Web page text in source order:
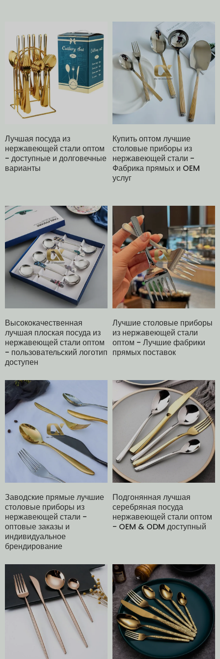
Лучшая посуда из
нержавеющей стали оптом
- доступные и долговечные
варианты
Купить оптом лучшие
столовые приборы из
нержавеющей стали -
Фабрика прямых и OEM
услуг
Высококачественная
лучшая плоская посуда из
нержавеющей стали оптом
- пользовательский логотип
доступен
Лучшие столовые приборы
из нержавеющей стали
оптом - Лучшие фабрики
прямых поставок
Заводские прямые лучшие
столовые приборы из
нержавеющей стали -
оптовые заказы и
индивидуальное
брендирование
Подгонянная лучшая
серебряная посуда
нержавеющей стали оптом
- OEM & ODM доступный